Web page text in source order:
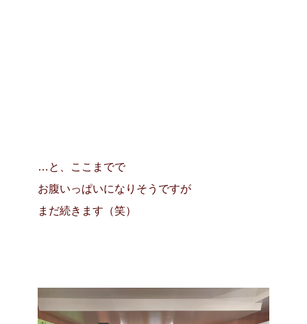
…と、ここまでで
お腹いっぱいになりそうですが
まだ続きます（笑）